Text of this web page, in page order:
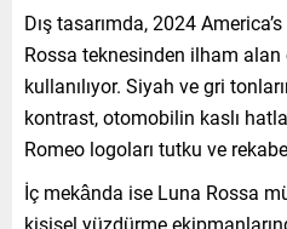
Dış tasarımda, 2024
Rossa teknesinden ilham
kullanılıyor. Siyah ve gri
kontrast, otomobilin kaslı
Romeo logoları tutku ve
İç mekânda ise Luna Rossa
kişisel yüzdürme